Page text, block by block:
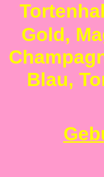
Gold,
Blau,